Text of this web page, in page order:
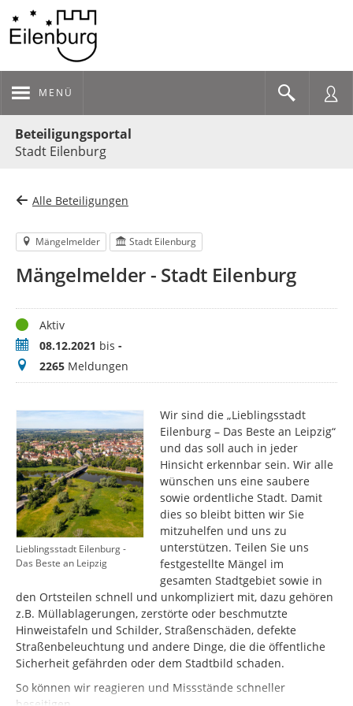
MENÜ
Beteiligungsportal
Stadt Eilenburg
Alle Beteiligungen
Mängelmelder Stadt Eilenburg
Mängelmelder - Stadt Eilenburg
StatusAktiv
Zeitraum08.12.2021 bis -
Meldungen
2265 Meldungen
Lieblingsstadt Eilenburg -
Das Beste an Leipzig
Wir sind die „Lieblingsstadt
Eilenburg – Das Beste an Leipzig“
und das soll auch in jeder
Hinsicht erkennbar sein. Wir alle
wünschen uns eine saubere
sowie ordentliche Stadt. Damit
dies so bleibt bitten wir Sie
mitzuhelfen und uns zu
unterstützen. Teilen Sie uns
festgestellte Mängel im
gesamten Stadtgebiet sowie in
den Ortsteilen schnell und unkompliziert mit, dazu gehören
z.B. Müllablagerungen, zerstörte oder beschmutzte
Hinweistafeln und Schilder, Straßenschäden, defekte
Straßenbeleuchtung und andere Dinge, die die öffentliche
Sicherheit gefährden oder dem Stadtbild schaden.
So können wir reagieren und Missstände schneller